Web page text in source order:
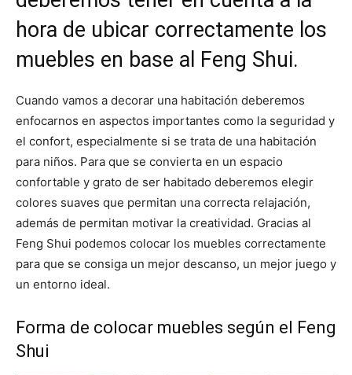
e
n
) e
n
e
n
e
n
e
n
hora de ubicar correctamente los
muebles en base al Feng Shui.
Cuando vamos a decorar una habitación deberemos
enfocarnos en aspectos importantes como la seguridad y
el confort, especialmente si se trata de una habitación
para niños. Para que se convierta en un espacio
confortable y grato de ser habitado deberemos elegir
colores suaves que permitan una correcta relajación,
además de permitan motivar la creatividad. Gracias al
Feng Shui podemos colocar los muebles correctamente
para que se consiga un mejor descanso, un mejor juego y
un entorno ideal.
Forma de colocar muebles según el Feng
Shui